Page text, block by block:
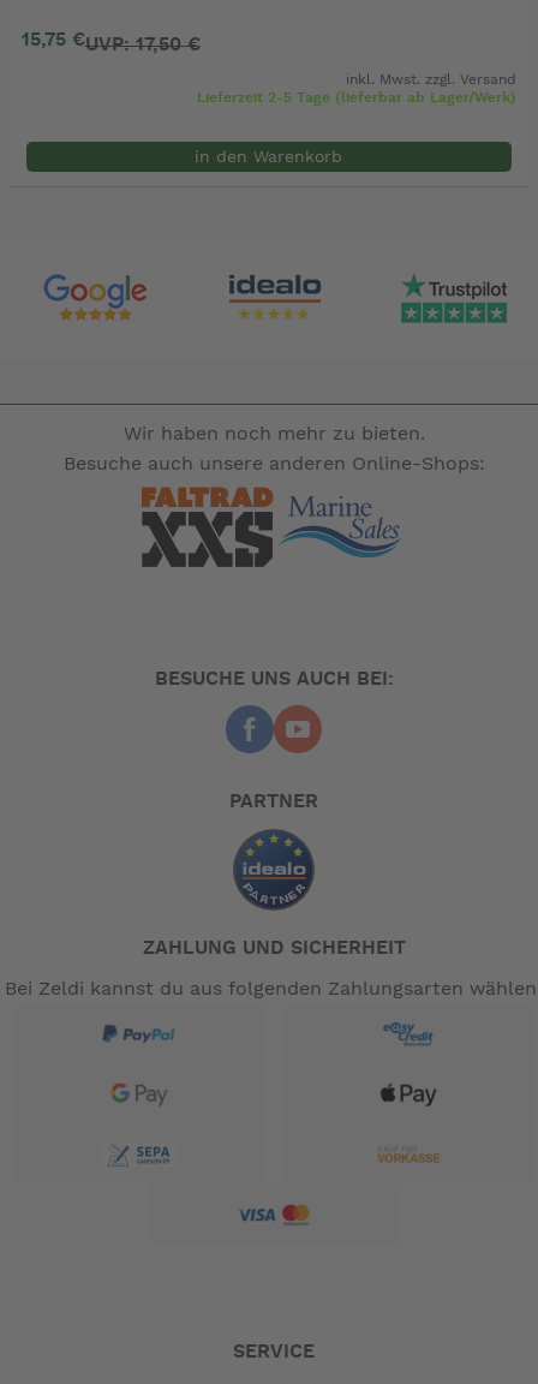
15,75 €UVP: 17,50 €
inkl. Mwst. zzgl.Versand
Lieferzeit 2-5 Tage (lieferbar ab Lager/Werk)
in den Warenkorb
Wir haben noch mehr zu bieten.
Besuche auch unsere anderen Online-Shops:
BESUCHE UNS AUCH BEI:
PARTNER
ZAHLUNG UND SICHERHEIT
Bei Zeldi kannst du aus folgenden Zahlungsarten
SERVICE